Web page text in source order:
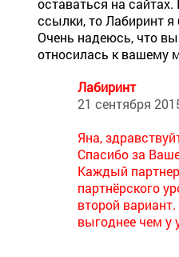
оставаться на
ссылки, то Лабиринт
Очень надеюсь, что вы
относилась к вашему
Лабиринт
21 сентября
Яна,
Спасибо за
Каждый
партнёрского
второй
выгоднее чем у